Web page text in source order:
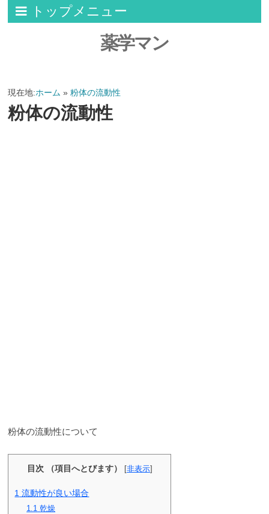
トップメニュー
薬学マン
現在地:ホーム »粉体の流動性
粉体の流動性
粉体の流動性について
目次 （項目へとびます） [非表示]
1 流動性が良い場合
1.1 乾燥